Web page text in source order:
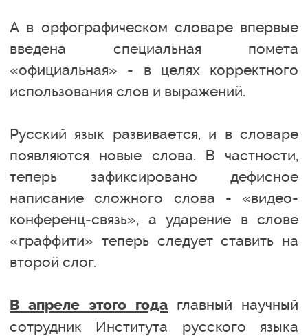
А в орфографическом словаре впервые
введена специальная помета
«официальная» - в целях корректного
использования слов и выражений.
Русский язык развивается, и в словаре
появляются новые слова. В частности,
теперь зафиксировано дефисное
написание сложного слова - «видео-
конференц-связь», а ударение в слове
«граффити» теперь следует ставить на
второй слог.
В апреле этого года главный научный
сотрудник Института русского языка